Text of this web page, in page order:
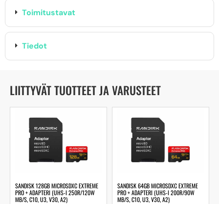
Toimitustavat
Tiedot
LIITTYVÄT TUOTTEET JA VARUSTEET
SANDISK 128GB MICROSDXC EXTREME
PRO + ADAPTERI (UHS-I 250R/120W
MB/S, C10, U3, V30, A2)
SANDISK 64GB MICROSDXC EXTREME
PRO + ADAPTERI (UHS-I 200R/90W
MB/S, C10, U3, V30, A2)